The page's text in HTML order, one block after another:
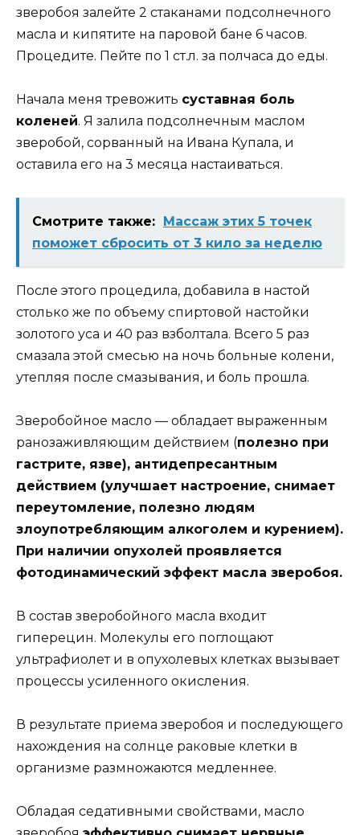
зверобоя залейте 2 стаканами подсолнечного
масла и кипятите на паровой бане 6 часов.
Процедите. Пейте по 1 ст.л. за полчаса до еды.
Начала меня тревожить суставная боль
коленей. Я залила подсолнечным маслом
зверобой, сорванный на Ивана Купала, и
оставила его на 3 месяца настаиваться.
Смотрите также: Массаж этих 5 точек
поможет сбросить от 3 кило за неделю
После этого процедила, добавила в настой
столько же по объему спиртовой настойки
золотого уса и 40 раз взболтала. Всего 5 раз
смазала этой смесью на ночь больные колени,
утепляя после смазывания, и боль прошла.
Зверобойное масло — обладает выраженным
ранозаживляющим действием (полезно при
гастрите, язве), антидепресантным
действием (улучшает настроение, снимает
переутомление, полезно людям
злоупотребляющим алкоголем и курением).
При наличии опухолей проявляется
фотодинамический эффект масла зверобоя.
В состав зверобойного масла входит
гиперецин. Молекулы его поглощают
ультрафиолет и в опухолевых клетках вызывает
процессы усиленного окисления.
В результате приема зверобоя и последующего
нахождения на солнце раковые клетки в
организме размножаются медленнее.
Обладая седативными свойствами, масло